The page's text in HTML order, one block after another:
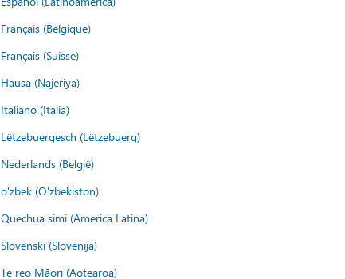
Français (Belgique)
Français (Suisse)
Hausa (Najeriya)
Italiano (Italia)
Lëtzebuergesch (Lëtzebuerg)
Nederlands (België)
o'zbek (O'zbekiston)
Quechua simi (America Latina)
Slovenski (Slovenija)
Te reo Māori (Aotearoa)